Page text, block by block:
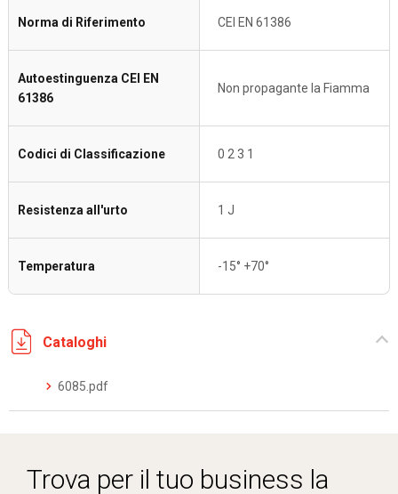
Norma di Riferimento CEI EN 61386
Autoestinguenza CEI EN
61386
Non propagante la Fiamma
Codici di Classificazione 0 2 3 1
Resistenza all'urto 1 J
Temperatura -15° +70°
Cataloghi
6085.pdf
Trova per il tuo business la